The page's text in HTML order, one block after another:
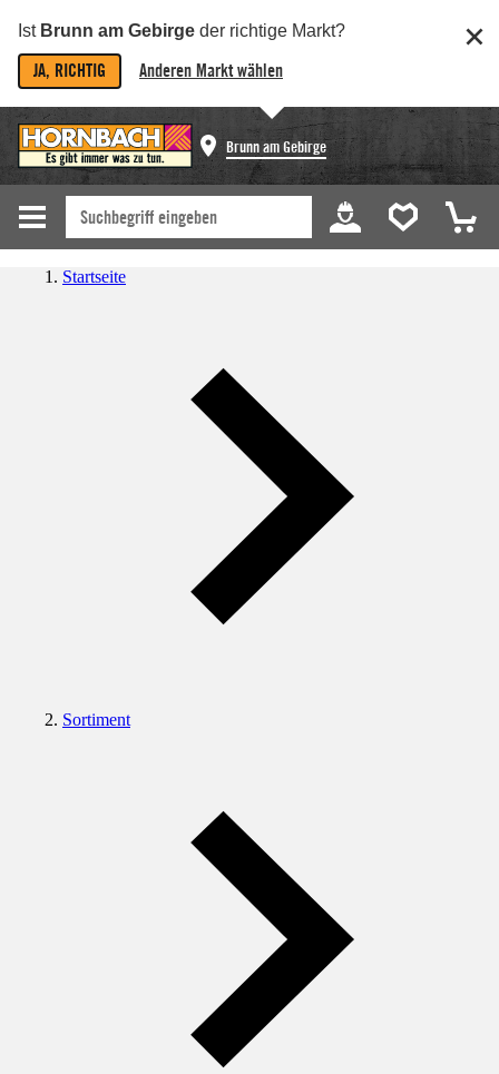
Ist Brunn am Gebirge der richtige Markt?
JA, RICHTIG Anderen Markt wählen
Brunn am Gebirge
Startseite
Sortiment